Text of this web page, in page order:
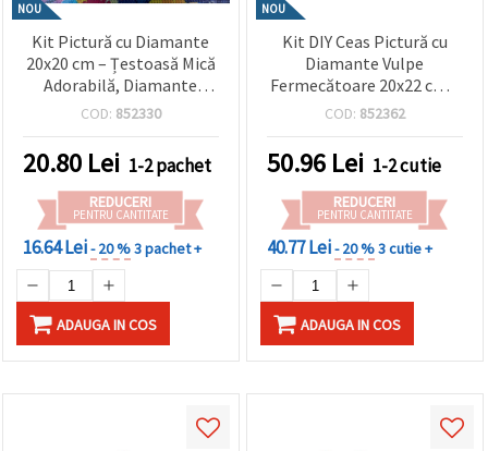
NOU
Kit Pictură cu Diamante
20x20 cm – Țestoasă Mică
Adorabilă, Diamante
Rotunde, Acoperire
COD: 852330
20.80 Lei 1-2 pachet
REDUCERI
PENTRU CANTITATE
16.64 Lei- 20 %3 pachet +
ADAUGA IN COS
NOU
Kit DIY Ceas Pictură cu
Diamante Vulpe
Fermecătoare 20x22 cm –
Perfect pentru decorul
iubitorii de animale
DZBCX17359
COD: 852362
50.96 Lei 1-2 cutie
REDUCERI
PENTRU CANTITATE
40.77 Lei- 20 %3 cutie +
ADAUGA IN COS